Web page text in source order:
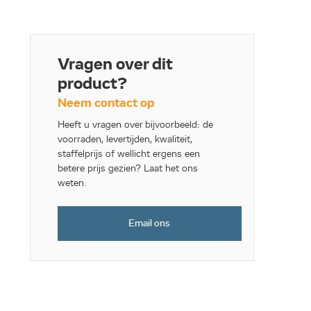
Vragen over dit
product?
Neem contact op
Heeft u vragen over bijvoorbeeld: de
voorraden, levertijden, kwaliteit,
staffelprijs of wellicht ergens een
betere prijs gezien? Laat het ons
weten.
Email ons